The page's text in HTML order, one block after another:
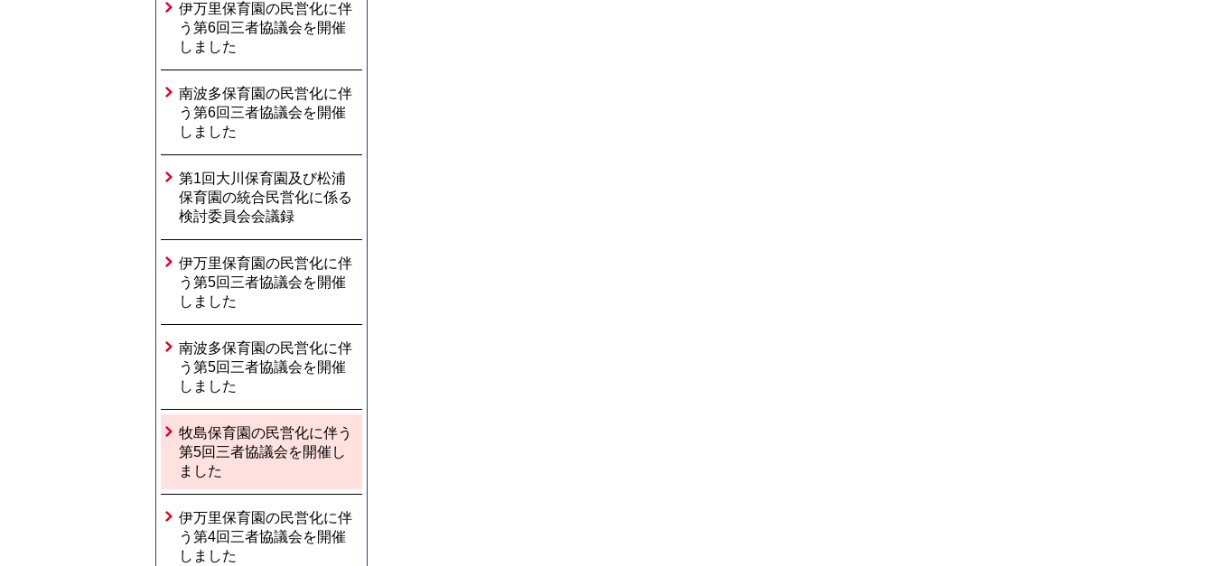
伊万里保育園の民営化に伴
う第6回三者協議会を開催
しました
南波多保育園の民営化に伴
う第6回三者協議会を開催
しました
第1回大川保育園及び松浦
保育園の統合民営化に係る
検討委員会会議録
伊万里保育園の民営化に伴
う第5回三者協議会を開催
しました
南波多保育園の民営化に伴
う第5回三者協議会を開催
しました
牧島保育園の民営化に伴う
第5回三者協議会を開催し
ました
伊万里保育園の民営化に伴
う第4回三者協議会を開催
しました